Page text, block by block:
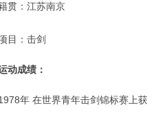
：江苏南京
：击剑
动成绩：
年 在世界青年击剑锦标赛上获